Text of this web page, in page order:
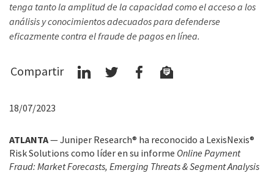
tenga tanto la amplitud de la capacidad como el acceso a los
análisis y conocimientos adecuados para defenderse
eficazmente contra el fraude de pagos en línea.
Compartir
18/07/2023
ATLANTA— Juniper Research® ha reconocido a LexisNexis®
Risk Solutions como líder en su informe Online Payment
Fraud: Market Forecasts, Emerging Threats & Segment Analysis